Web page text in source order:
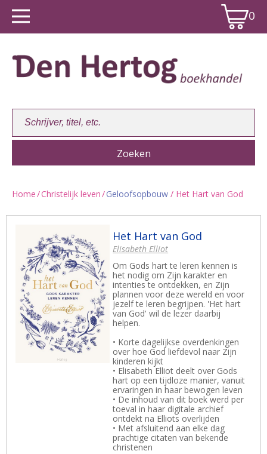
0
Home/Christelijk leven/Geloofsopbouw / Het Hart van God
Het Hart van God
Elisabeth Elliot
Om Gods hart te leren kennen is
het nodig om Zijn karakter en
intenties te ontdekken, en Zijn
plannen voor deze wereld en voor
jezelf te leren begrijpen. 'Het hart
van God' wil de lezer daarbij
helpen.
• Korte dagelijkse overdenkingen
over hoe God liefdevol naar Zijn
kinderen kijkt
• Elisabeth Elliot deelt over Gods
hart op een tijdloze manier, vanuit
ervaringen in haar bewogen leven
• De inhoud van dit boek werd per
toeval in haar digitale archief
ontdekt na Elliots overlijden
• Met afsluitend aan elke dag
prachtige citaten van bekende
christenen